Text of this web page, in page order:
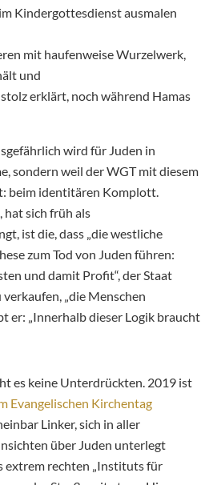
Kindergottesdienst ausmalen
mit haufenweise Wurzelwerk,
und
erklärt, noch während Hamas
wird für Juden in
sondern weil der WGT mit diesem
beim identitären Komplott.
hat sich früh als
ist die, dass „die westliche
zum Tod von Juden führen:
und damit Profit“, der Staat
„die Menschen
er: „Innerhalb dieser Logik braucht
es keine Unterdrückten. 2019 ist
Evangelischen Kirchentag
Linker, sich in aller
über Juden unterlegt
extrem rechten „Instituts für